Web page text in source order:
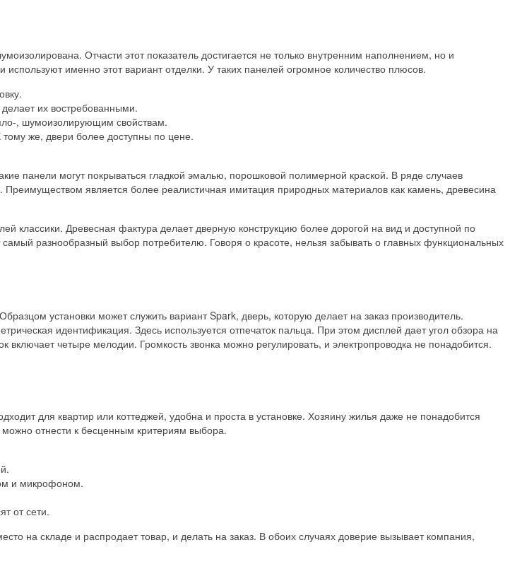
Отчасти этот показатель достигается не только внутренним наполнением, но и
именно этот вариант отделки. У таких панелей огромное количество плюсов.
их востребованными.
, шумоизолирующим свойствам.
же, двери более доступны по цене.
панели могут покрываться гладкой эмалью, порошковой полимерной краской. В ряде случаев
является более реалистичная имитация природных материалов как камень, древесина
классики. Древесная фактура делает дверную конструкцию более дорогой на вид и доступной по
разнообразный выбор потребителю. Говоря о красоте, нельзя забывать о главных функциональных
установки может служить вариант Spark, дверь, которую делает на заказ производитель.
идентификация. Здесь используется отпечаток пальца. При этом дисплей дает угол обзора на
четыре мелодии. Громкость звонка можно регулировать, и электропроводка не понадобится.
для квартир или коттеджей, удобна и проста в установке. Хозяину жилья даже не понадобится
можно отнести к бесценным критериям выбора.
и микрофоном.
от сети.
на складе и распродает товар, и делать на заказ. В обоих случаях доверие вызывает компания,